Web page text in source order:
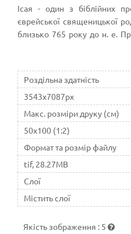
Ісая - один з біблійних
єврейської священицької
близько 765 року до н. е.
Роздільна здатність
3543x7087px
Макс. розміри друку (см)
50x100 (1:2)
Формат та розмір файлу
tif, 28.27MB
Слої
Містить слої
Якість зображення : 5